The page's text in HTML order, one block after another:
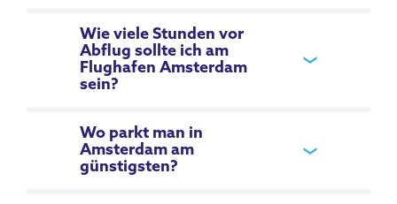
Wie viele Stunden vor
Abflug sollte ich am
Flughafen Amsterdam
sein?
Wo parkt man in
Amsterdam am
günstigsten?